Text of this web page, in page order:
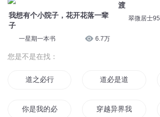
我想有个小院子，花开花落一辈
子
一星期一本书 6.7万
渡
翠微居士95
您是不是在找：
道之必行 道必是道
你是我的必不可少 穿越异界我必成仙